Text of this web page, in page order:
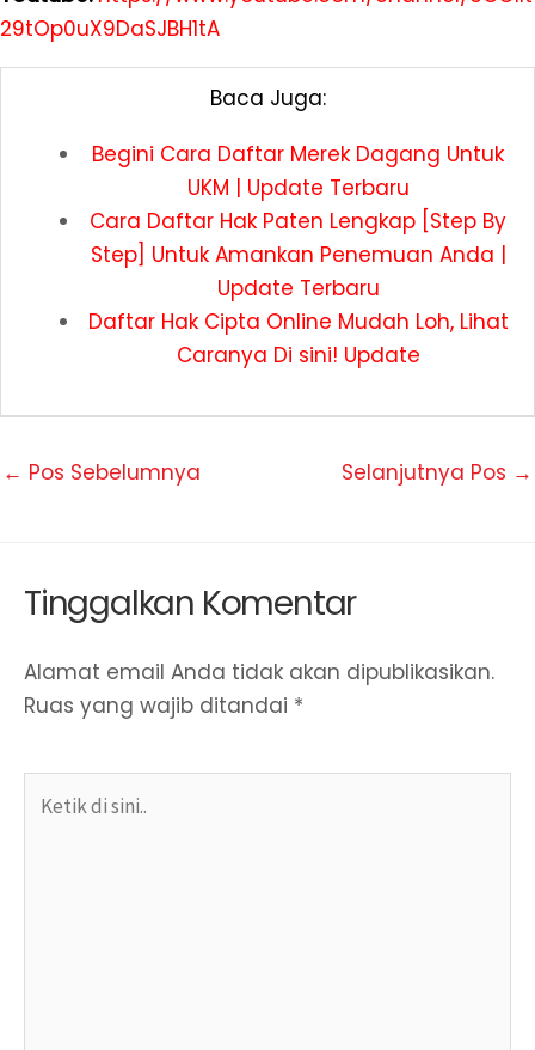
29tOp0uX9DaSJBH1tA
Baca Juga:
Begini Cara Daftar Merek Dagang Untuk
UKM | Update Terbaru
Cara Daftar Hak Paten Lengkap [Step By
Step] Untuk Amankan Penemuan Anda |
Update Terbaru
Daftar Hak Cipta Online Mudah Loh, Lihat
Caranya Di sini! Update
← Pos Sebelumnya Selanjutnya Pos →
Tinggalkan Komentar
Alamat email Anda tidak akan dipublikasikan.
Ruas yang wajib ditandai *